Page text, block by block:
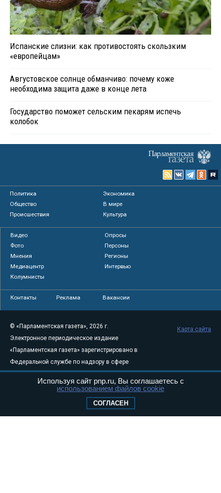
Испанские слизни: как противостоять скользким
«европейцам»
Августовское солнце обманчиво: почему коже
необходима защита даже в конце лета
Государство поможет сельским пекарям испечь
колобок
Политика
Экономика
Общество
В мире
Происшествия
Культура
Видео
Опросы
Фото
Персоны
Мнения
Регионы
Медиацентр
Интервью
Колумнисты
Контакты Реклама Вакансии
© «Парламентская газета», 2026 г.
Электронное периодическое издание
«Парламентская газета» зарегистрировано в
Федеральной службе по надзору в сфере
связи, информационных технологий и
массовых коммуникаций (Роскомнадзор) 05
Свидетельство о регистрации Эл № ФС77-
Карта сайта
Используя сайт pnp.ru, Вы соглашаетесь с
использованием файлов cookie
СОГЛАСЕН